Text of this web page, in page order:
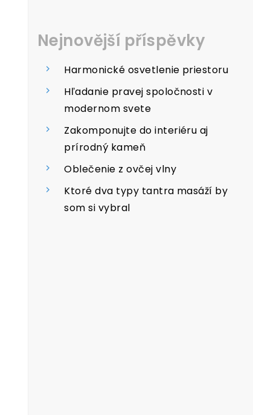
Nejnovější příspěvky
Harmonické osvetlenie priestoru
Hľadanie pravej spoločnosti v
modernom svete
Zakomponujte do interiéru aj
prírodný kameň
Oblečenie z ovčej vlny
Ktoré dva typy tantra masáží by
som si vybral